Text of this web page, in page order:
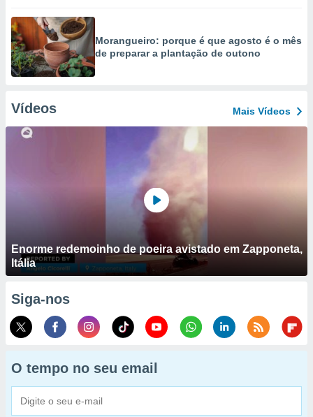
Morangueiro: porque é que agosto é o mês
de preparar a plantação de outono
Vídeos Mais Vídeos
Enorme redemoinho de poeira avistado em Zapponeta,
Itália
Siga-nos
O tempo no seu email